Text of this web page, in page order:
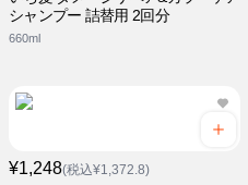
シャンプー 詰替用 2回分
660ml
¥1,248(税込¥1,372.8)